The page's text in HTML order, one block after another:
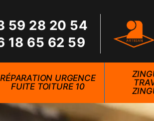
59 28 20 54
18 65 62 59
RÉPARATION URGENCE
FUITE TOITURE 10